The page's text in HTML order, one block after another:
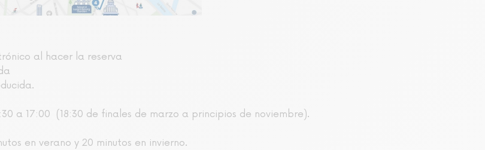
al hacer la reserva
a 17:00 (18:30 de finales de marzo a principios de noviembre).
en verano y 20 minutos en invierno.